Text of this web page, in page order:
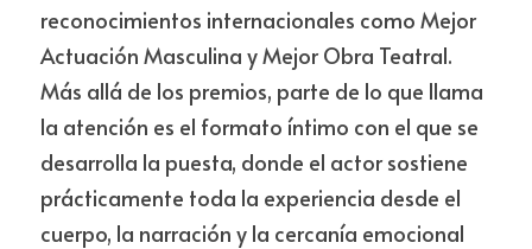
reconocimientos internacionales como Mejor
Actuación Masculina y Mejor Obra Teatral.
Más allá de los premios, parte de lo que llama
la atención es el formato íntimo con el que se
desarrolla la puesta, donde el actor sostiene
prácticamente toda la experiencia desde el
cuerpo, la narración y la cercanía emocional